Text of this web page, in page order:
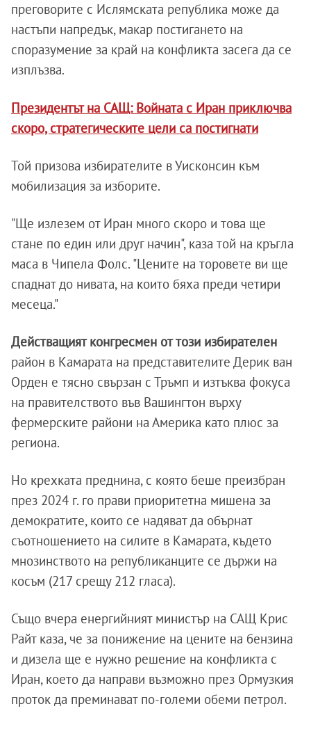
преговорите с Ислямската република може да
настъпи напредък, макар постигането на
споразумение за край на конфликта засега да се
изплъзва.
Президентът на САЩ: Войната с Иран приключва
скоро, стратегическите цели са постигнати
Той призова избирателите в Уисконсин към
мобилизация за изборите.
"Ще излезем от Иран много скоро и това ще
стане по един или друг начин", каза той на кръгла
маса в Чипела Фолс. "Цените на торовете ви ще
спаднат до нивата, на които бяха преди четири
месеца."
Действащият конгресмен от този избирателен
район в Камарата на представителите Дерик ван
Орден е тясно свързан с Тръмп и изтъква фокуса
на правителството във Вашингтон върху
фермерските райони на Америка като плюс за
региона.
Но крехката преднина, с която беше преизбран
през 2024 г. го прави приоритетна мишена за
демократите, които се надяват да обърнат
съотношението на силите в Камарата, където
мнозинството на републиканците се държи на
косъм (217 срещу 212 гласа).
Също вчера енергийният министър на САЩ Крис
Райт каза, че за понижение на цените на бензина
и дизела ще е нужно решение на конфликта с
Иран, което да направи възможно през Ормузкия
проток да преминават по-големи обеми петрол.